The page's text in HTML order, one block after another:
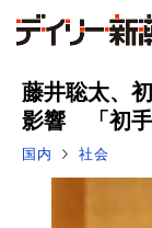
藤井聡太、
影響 「初手
国内 社会